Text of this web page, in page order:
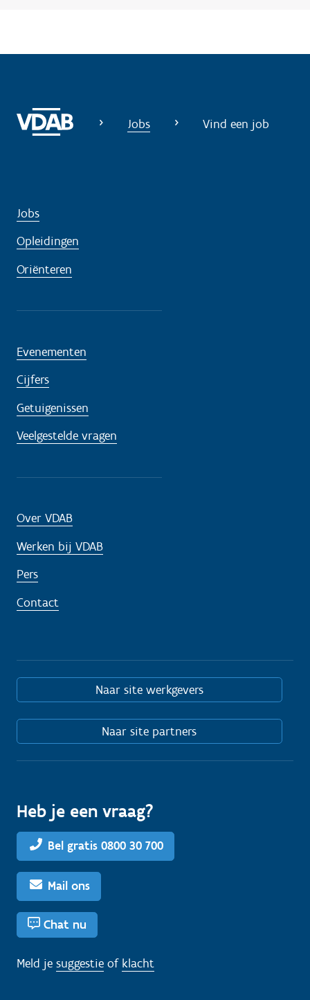
Jobs Vind een job
Jobs
Opleidingen
Oriënteren
Evenementen
Cijfers
Getuigenissen
Veelgestelde vragen
Over VDAB
Werken bij VDAB
Pers
Contact
Naar site werkgevers
Naar site partners
Heb je een vraag?
Bel gratis 0800 30 700
Mail ons
Chat nu
Meld je suggestie of klacht